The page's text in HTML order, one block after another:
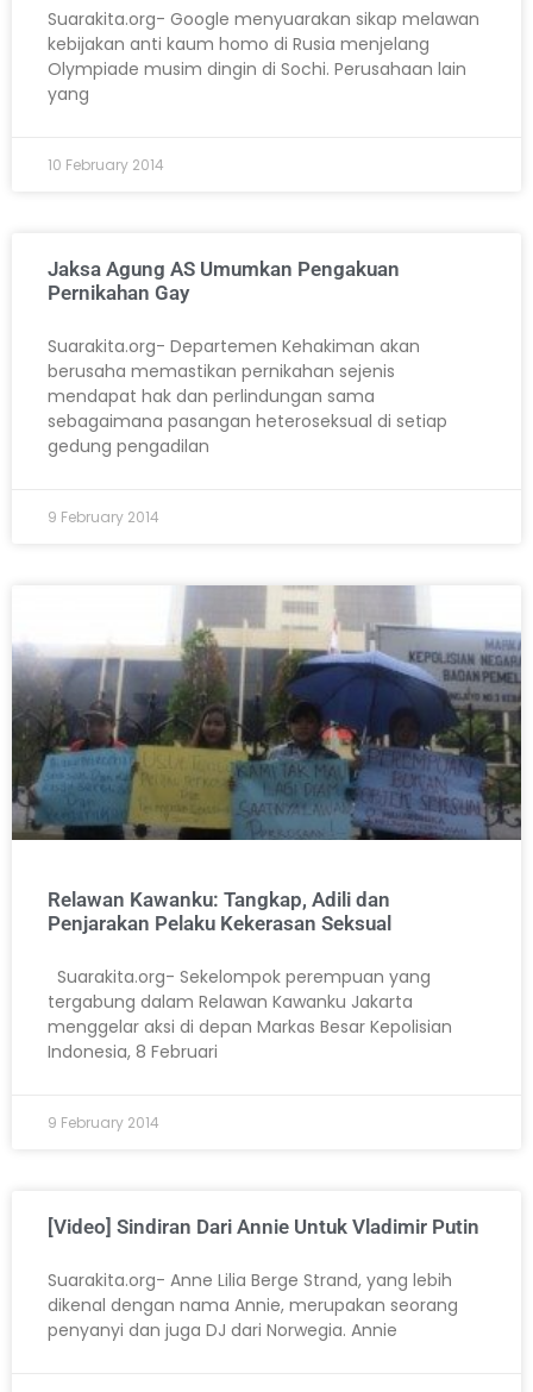
Suarakita.org- Google menyuarakan sikap melawan
kebijakan anti kaum homo di Rusia menjelang
Olympiade musim dingin di Sochi. Perusahaan lain
yang
10 February 2014
Jaksa Agung AS Umumkan Pengakuan
Pernikahan Gay
Suarakita.org- Departemen Kehakiman akan
berusaha memastikan pernikahan sejenis
mendapat hak dan perlindungan sama
sebagaimana pasangan heteroseksual di setiap
gedung pengadilan
9 February 2014
Relawan Kawanku: Tangkap, Adili dan
Penjarakan Pelaku Kekerasan Seksual
Suarakita.org- Sekelompok perempuan yang
tergabung dalam Relawan Kawanku Jakarta
menggelar aksi di depan Markas Besar Kepolisian
Indonesia, 8 Februari
9 February 2014
[Video] Sindiran Dari Annie Untuk Vladimir Putin
Suarakita.org- Anne Lilia Berge Strand, yang lebih
dikenal dengan nama Annie, merupakan seorang
penyanyi dan juga DJ dari Norwegia. Annie